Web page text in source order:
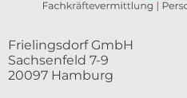
Frielingsdorf GmbH
Sachsenfeld 7-9
20097 Hamburg